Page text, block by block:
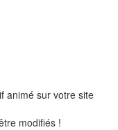
animé sur votre site
modifiés !